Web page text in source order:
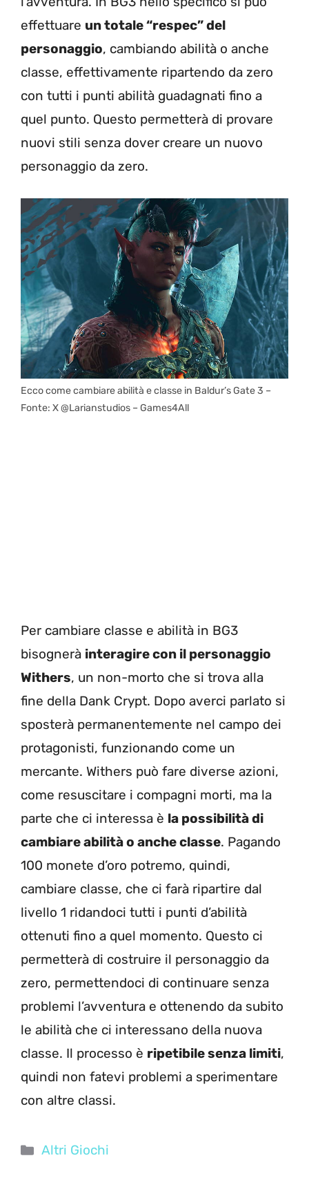
effettuare un totale “respec” del
personaggio, cambiando abilità o anche
classe, effettivamente ripartendo da zero
con tutti i punti abilità guadagnati fino a
quel punto. Questo permetterà di provare
nuovi stili senza dover creare un nuovo
personaggio da zero.
Ecco come cambiare abilità e classe in Baldur’s Gate 3 –
Fonte: X @Larianstudios – Games4All
Per cambiare classe e abilità in BG3
bisognerà interagire con il personaggio
Withers, un non-morto che si trova alla
fine della Dank Crypt. Dopo averci parlato si
sposterà permanentemente nel campo dei
protagonisti, funzionando come un
mercante. Withers può fare diverse azioni,
come resuscitare i compagni morti, ma la
parte che ci interessa è la possibilità di
cambiare abilità o anche classe. Pagando
100 monete d’oro potremo, quindi,
cambiare classe, che ci farà ripartire dal
livello 1 ridandoci tutti i punti d’abilità
ottenuti fino a quel momento. Questo ci
permetterà di costruire il personaggio da
zero, permettendoci di continuare senza
problemi l’avventura e ottenendo da subito
le abilità che ci interessano della nuova
classe. Il processo è ripetibile senza limiti,
quindi non fatevi problemi a sperimentare
con altre classi.
Categorie
Altri Giochi